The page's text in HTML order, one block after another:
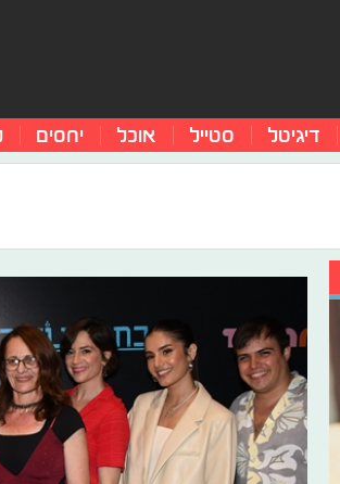
דיגיטל סטייל אוכל יחסים